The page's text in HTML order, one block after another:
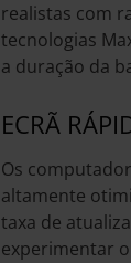
realistas com
tecnologias
a duração da
ECRÃ
Os
altamente
taxa de
experimentar